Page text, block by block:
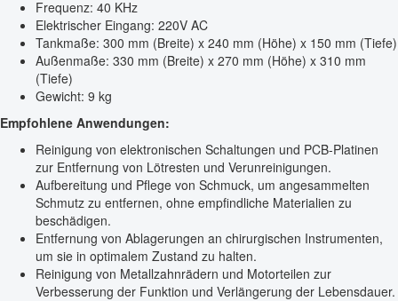
Frequenz: 40 KHz
Elektrischer Eingang: 220V AC
Tankmaße: 300 mm (Breite) x 240 mm (Höhe) x 150 mm (Tiefe)
Außenmaße: 330 mm (Breite) x 270 mm (Höhe) x 310 mm
(Tiefe)
Gewicht: 9 kg
Empfohlene Anwendungen:
Reinigung von elektronischen Schaltungen und PCB-Platinen
zur Entfernung von Lötresten und Verunreinigungen.
Aufbereitung und Pflege von Schmuck, um angesammelten
Schmutz zu entfernen, ohne empfindliche Materialien zu
beschädigen.
Entfernung von Ablagerungen an chirurgischen Instrumenten,
um sie in optimalem Zustand zu halten.
Reinigung von Metallzahnrädern und Motorteilen zur
Verbesserung der Funktion und Verlängerung der Lebensdauer.